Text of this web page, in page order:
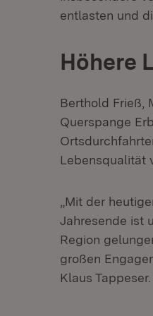
entlasten und
Höhere
Berthold Frieß,
Querspange
Lebensqualität
„Mit der
Jahresende ist
Region
großen
Klaus Tappeser.